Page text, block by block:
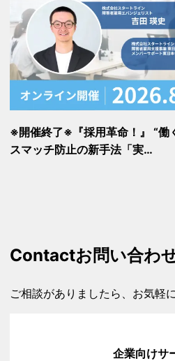
※開催終了※『採用革命！』 “働
スマッチ防止の新手法「実…
Contactお問い合わ
ご相談がありましたら、お気軽
企業向けサ